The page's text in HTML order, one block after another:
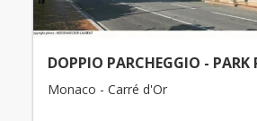
DOPPIO PARCHEGGIO - PARK
Monaco - Carré d'Or